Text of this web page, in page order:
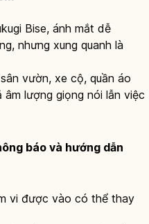
Bise, ánh mắt dễ
nhưng xung quanh là
vườn, xe cộ, quần áo
lượng giọng nói lẫn việc
báo và hướng dẫn
vi được vào có thể thay